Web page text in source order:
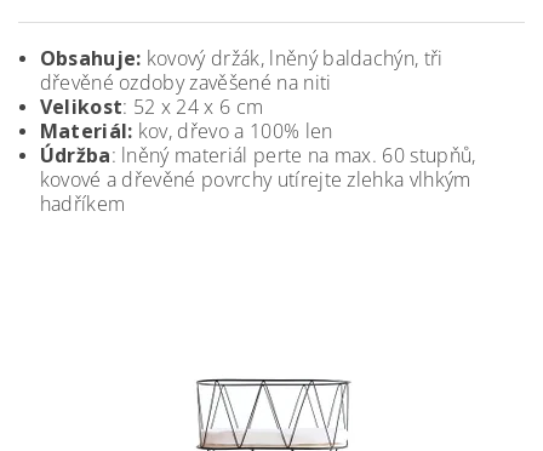
Obsahuje: kovový držák, lněný baldachýn, tři
dřevěné ozdoby zavěšené na niti
Velikost: 52 x 24 x 6 cm
Materiál: kov, dřevo a 100% len
Údržba: lněný materiál perte na max. 60 stupňů,
kovové a dřevěné povrchy utírejte zlehka vlhkým
hadříkem